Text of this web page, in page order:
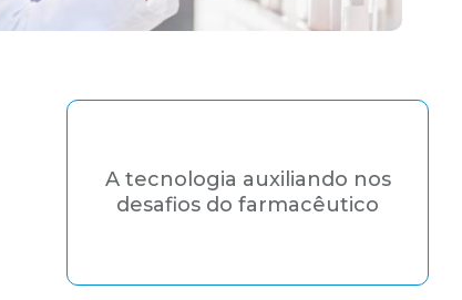
A tecnologia auxiliando nos
desafios do farmacêutico